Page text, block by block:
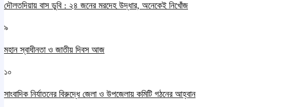
দৌলতদিয়ায় বাস ডুবি : ২৪ জনের মরদেহ উদ্ধার, অনেকেই নিখোঁজ
৯
মহান স্বাধীনতা ও জাতীয় দিবস আজ
১০
সাংবাদিক নির্যাতনের বিরুদ্ধে জেলা ও উপজেলায় কমিটি গঠনের আহ্বান